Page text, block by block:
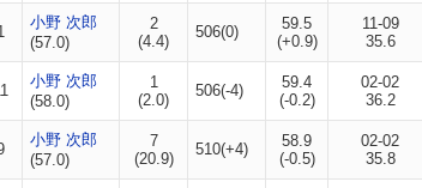
小野 次郎
(57.0)
2
(4.4)
506(0)
59.5
(+0.9)
11-09
35.6
小野 次郎
(58.0)
1
(2.0)
506(-4)
59.4
(-0.2)
02-02
36.2
小野 次郎
(57.0)
7
(20.9)
510(+4)
58.9
(-0.5)
02-02
35.8